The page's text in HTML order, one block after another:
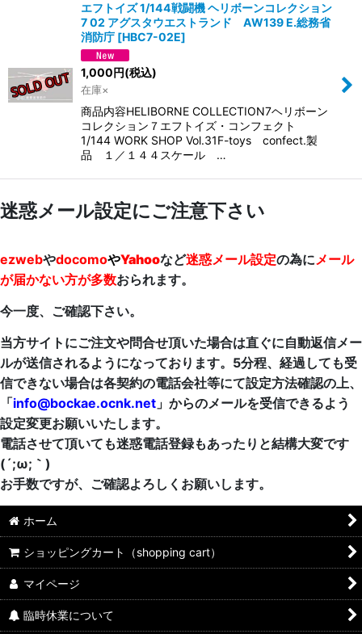
エフトイズ 1/144戦闘機 ヘリボーンコレクション
7 02 アグスタウエストランド AW139 E.総務省
消防庁 [HBC7-02E]
1,000円(税込)
在庫×
商品内容HELIBORNE COLLECTION7ヘリボーン
コレクション７エフトイズ・コンフェクト
1/144 WORK SHOP Vol.31F-toys confect.製
品 １／１４４スケール …
迷惑メール設定にご注意下さい
ezwebやdocomoやYahooなど迷惑メール設定の為に メール
が届かない方が多数おられます。
今一度、ご確認下さい。
当方サイトにご注文や問合せ頂いた場合は直ぐに自動返信メー
ルが送信されるようになっております。5分程、経過しても受
信できない場合は各契約の電話会社等にて設定方法確認の上、
「info@bockae.ocnk.net 」からのメールを受信できるよう
設定変更お願いいたします。
電話させて頂いても迷惑電話登録もあったりと結構大変です
(´;ω;｀)
お手数ですが、ご確認よろしくお願いします。
ホーム
ショッピングカート（shopping cart）
マイページ
臨時休業について